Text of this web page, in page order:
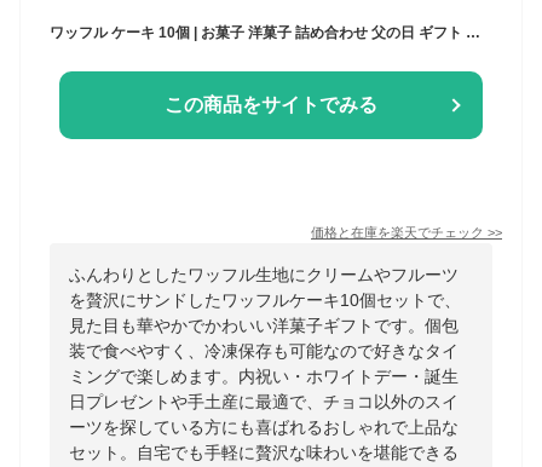
この商品をサイトでみる
価格と在庫を楽天でチェック >>
ふんわりとしたワッフル生地にクリームやフルーツ
を贅沢にサンドしたワッフルケーキ10個セットで、
見た目も華やかでかわいい洋菓子ギフトです。個包
装で食べやすく、冷凍保存も可能なので好きなタイ
ミングで楽しめます。内祝い・ホワイトデー・誕生
日プレゼントや手土産に最適で、チョコ以外のスイ
ーツを探している方にも喜ばれるおしゃれで上品な
セット。自宅でも手軽に贅沢な味わいを堪能できる